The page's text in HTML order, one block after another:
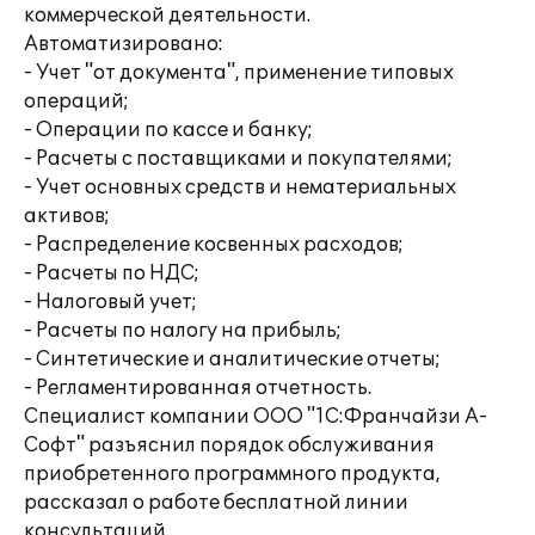
коммерческой деятельности.
Автоматизировано:
- Учет "от документа", применение типовых
операций;
- Операции по кассе и банку;
- Расчеты с поставщиками и покупателями;
- Учет основных средств и нематериальных
активов;
- Распределение косвенных расходов;
- Расчеты по НДС;
- Налоговый учет;
- Расчеты по налогу на прибыль;
- Синтетические и аналитические отчеты;
- Регламентированная отчетность.
Специалист компании ООО "1С:Франчайзи А-
Софт" разъяснил порядок обслуживания
приобретенного программного продукта,
рассказал о работе бесплатной линии